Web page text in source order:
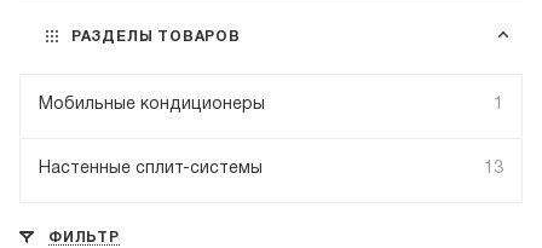
РАЗДЕЛЫ ТОВАРОВ
Мобильные кондиционеры 1
Настенные сплит-системы 13
ФИЛЬТР